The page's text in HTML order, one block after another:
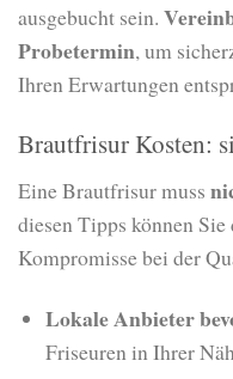
ausgebucht sein.
Probetermin, um
Ihren Erwartungen
Brautfrisur Kosten:
Eine Brautfrisur muss
diesen Tipps können
Kompromisse bei der
Lokale Anbieter
Friseuren in Ihrer